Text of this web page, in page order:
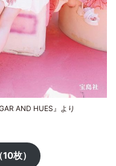
AND HUES』より
枚）